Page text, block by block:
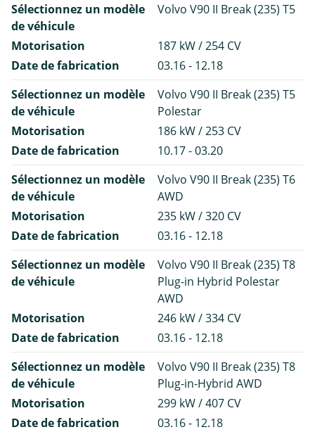
Sélectionnez un modèle
de véhicule
Volvo V90 II Break (235) T5
Motorisation
187 kW / 254 CV
Date de fabrication
03.16 - 12.18
Sélectionnez un modèle
de véhicule
Volvo V90 II Break (235) T5
Polestar
Motorisation
186 kW / 253 CV
Date de fabrication
10.17 - 03.20
Sélectionnez un modèle
de véhicule
Volvo V90 II Break (235) T6
AWD
Motorisation
235 kW / 320 CV
Date de fabrication
03.16 - 12.18
Sélectionnez un modèle
de véhicule
Volvo V90 II Break (235) T8
Plug-in Hybrid Polestar
AWD
Motorisation
246 kW / 334 CV
Date de fabrication
03.16 - 12.18
Sélectionnez un modèle
de véhicule
Volvo V90 II Break (235) T8
Plug-in-Hybrid AWD
Motorisation
299 kW / 407 CV
Date de fabrication
03.16 - 12.18